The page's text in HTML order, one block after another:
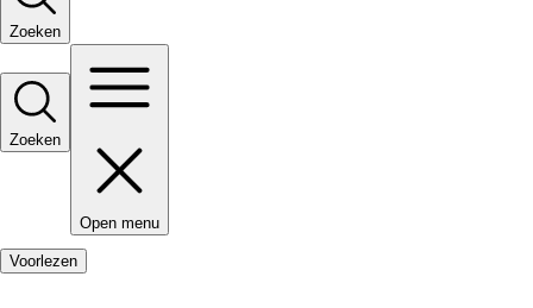
Zoeken
Zoeken
Open menu
Voorlezen